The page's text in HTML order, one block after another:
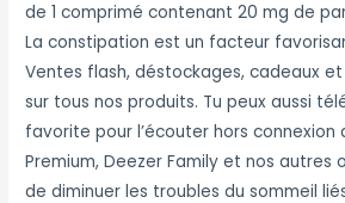
de 1 comprimé contenant 20 mg de
La constipation est un facteur
Ventes flash, déstockages, cadeaux
sur tous nos produits. Tu peux aussi
favorite pour l’écouter hors connexion
Premium, Deezer Family et nos autres
de diminuer les troubles du sommeil